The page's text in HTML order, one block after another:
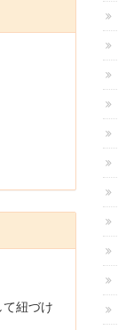
紐づけ